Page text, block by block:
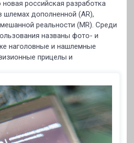
новая российская разработка
шлемах дополненной (AR),
реальности (MR). Среди
названы фото- и
наголовные и нашлемные
прицелы и